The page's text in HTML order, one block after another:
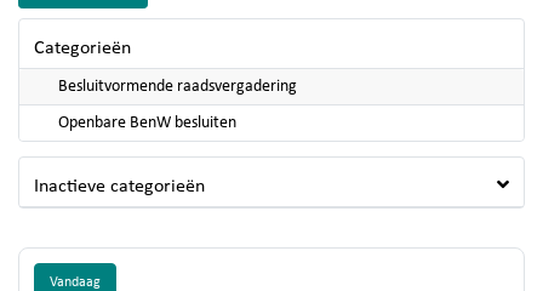
Categorieën
Besluitvormende raadsvergadering
Openbare BenW besluiten
Inactieve categorieën
Vandaag